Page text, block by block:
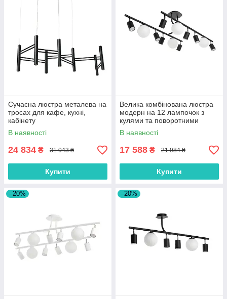
Сучасна люстра металева на
тросах для кафе, кухні,
кабінету
В наявності
24 834 ₴ 31 043 ₴
Купити
Велика комбінована люстра
модерн на 12 лампочок з
кулями та поворотними
тубусами
В наявності
17 588 ₴ 21 984 ₴
Купити
–20% –20%